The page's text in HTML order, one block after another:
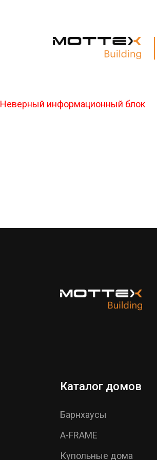
Неверный информационный блок
Каталог домов
Барнхаусы
A-FRAME
Купольные дома